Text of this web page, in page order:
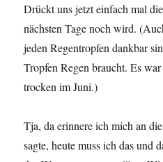
Drückt uns jetzt einfach mal
nächsten Tage noch wird.
jeden Regentropfen dankbar
Tropfen Regen braucht. Es
trocken im Juni.)
Tja, da erinnere ich mich an
sagte, heute muss ich das und